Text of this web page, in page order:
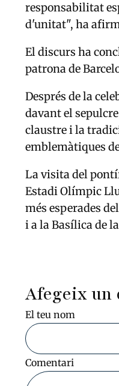
responsabilitat
d'unitat", ha
El discurs ha
patrona de
Després de la
davant el
claustre i la
emblemàtiques
La visita del
Estadi Olímpic
més esperades
i a la Basílica de
Afegeix un
El teu nom
Comentari